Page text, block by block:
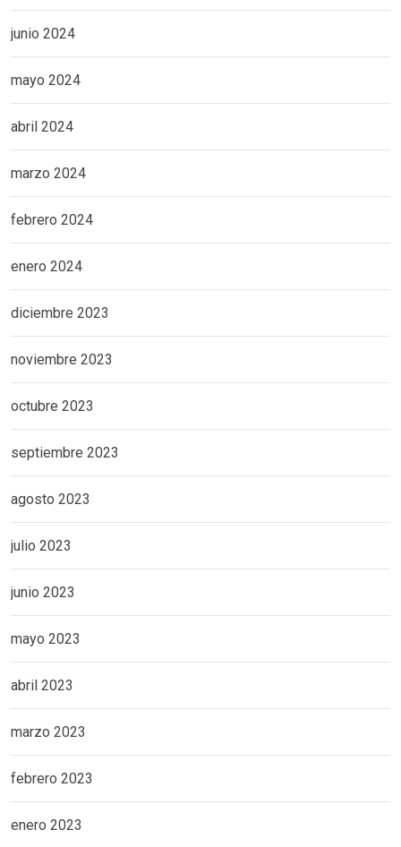
junio 2024
mayo 2024
abril 2024
marzo 2024
febrero 2024
enero 2024
diciembre 2023
noviembre 2023
octubre 2023
septiembre 2023
agosto 2023
julio 2023
junio 2023
mayo 2023
abril 2023
marzo 2023
febrero 2023
enero 2023